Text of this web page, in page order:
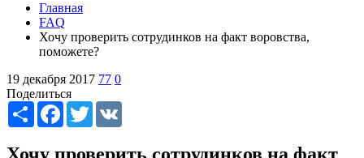
Главная
FAQ
Хочу проверить сотрудинков на факт воровства,
поможете?
19 декабря 2017 77 0
Поделиться
Share Facebook
Twitter